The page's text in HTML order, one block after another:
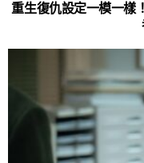
重生復仇設定一模一樣